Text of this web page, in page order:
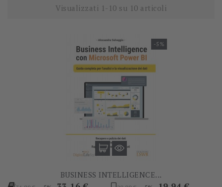
Visualizzati 1-10 su 10 articoli
-5%
BUSINESS INTELLIGENCE...